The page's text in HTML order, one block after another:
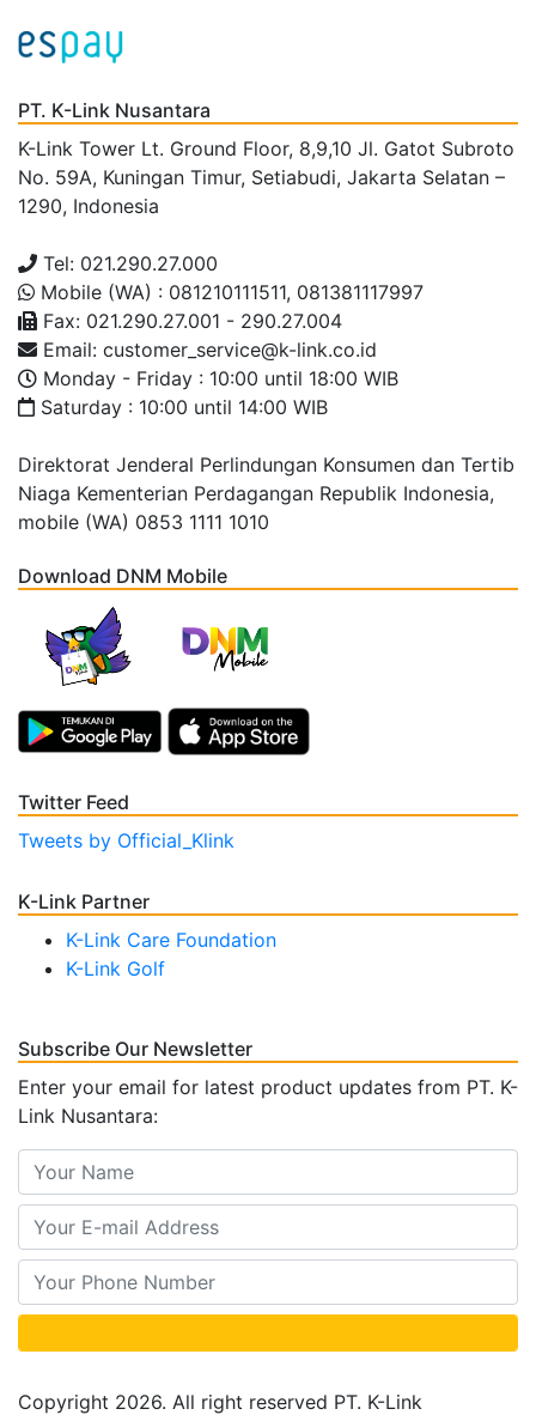
PT. K-Link Nusantara
K-Link Tower Lt. Ground Floor, 8,9,10 Jl. Gatot Subroto
No. 59A, Kuningan Timur, Setiabudi, Jakarta Selatan –
1290, Indonesia
Tel: 021.290.27.000
Mobile (WA) : 081210111511, 081381117997
Fax: 021.290.27.001 - 290.27.004
Email: customer_service@k-link.co.id
Monday - Friday : 10:00 until 18:00 WIB
Saturday : 10:00 until 14:00 WIB
Direktorat Jenderal Perlindungan Konsumen dan Tertib
Niaga Kementerian Perdagangan Republik Indonesia,
mobile (WA) 0853 1111 1010
Download DNM Mobile
Twitter Feed
Tweets by Official_Klink
K-Link Partner
K-Link Care Foundation
K-Link Golf
Subscribe Our Newsletter
Enter your email for latest product updates from PT. K-
Link Nusantara:
Copyright 2026. All right reserved PT. K-Link